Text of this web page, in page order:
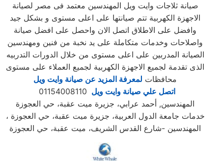
صيانة ثلاجات وايت ويل المهندسين معتمد فى مصر لصيانة
الاجهزة الكهربية تتم صيانتها على اعلى مستوى و بشكل جيد
وافضل على الاطلاق اتصل الان واحصل على افضل صيانة
واصلاحات وخدمات متكاملة على يد نخبة من فنين ومهندسين
الصيانة المدربين على اعلى مستوى من خلال الدورات التدربيه
الذى تقدمة لجميع الاجهزة الكهربية لجميع العملاء على مستوى
محافظات لمعرفة المزيد عن صيانة وايت ويل
اتصل علي صيانة وايت ويل
المهندسين, أحمد عرابي، جزيرة ميت عقبة، حي العجوزة
، خدمات جامعة الدول العربية، جزيرة ميت عقبة، حي العجوزة
المهندسين -شارع القدس الشريف، ميت عقبة، حي العجوزة